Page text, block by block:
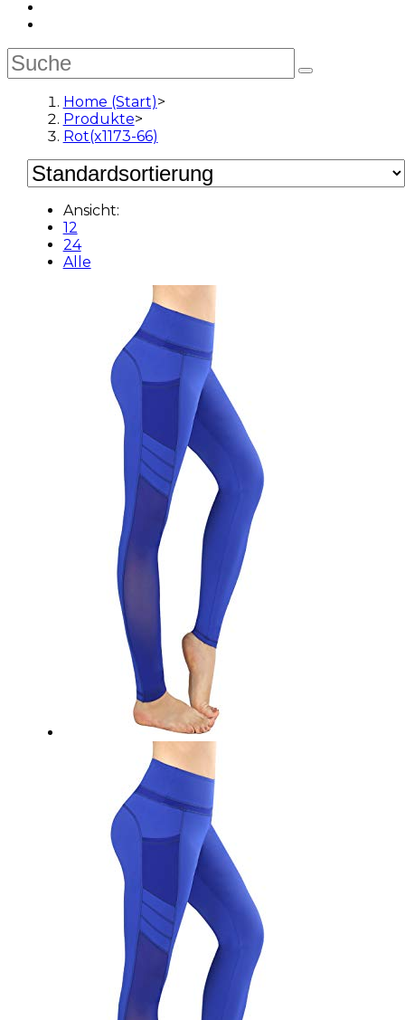
Home (Start)>
Produkte>
Rot(x1173-66)
Ansicht:
12
24
Alle